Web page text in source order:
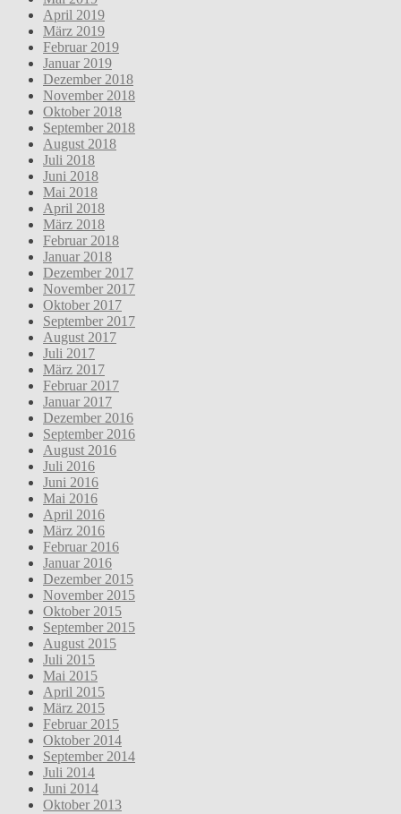
April 2019
März 2019
Februar 2019
Januar 2019
Dezember 2018
November 2018
Oktober 2018
September 2018
August 2018
Juli 2018
Juni 2018
Mai 2018
April 2018
März 2018
Februar 2018
Januar 2018
Dezember 2017
November 2017
Oktober 2017
September 2017
August 2017
Juli 2017
März 2017
Februar 2017
Januar 2017
Dezember 2016
September 2016
August 2016
Juli 2016
Juni 2016
Mai 2016
April 2016
März 2016
Februar 2016
Januar 2016
Dezember 2015
November 2015
Oktober 2015
September 2015
August 2015
Juli 2015
Mai 2015
April 2015
März 2015
Februar 2015
Oktober 2014
September 2014
Juli 2014
Juni 2014
Oktober 2013